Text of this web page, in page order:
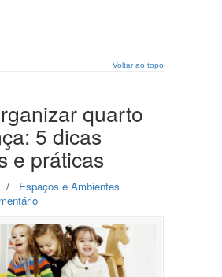
Voltar ao topo
quarto
5 dicas
e práticas
/
Espaços e Ambientes